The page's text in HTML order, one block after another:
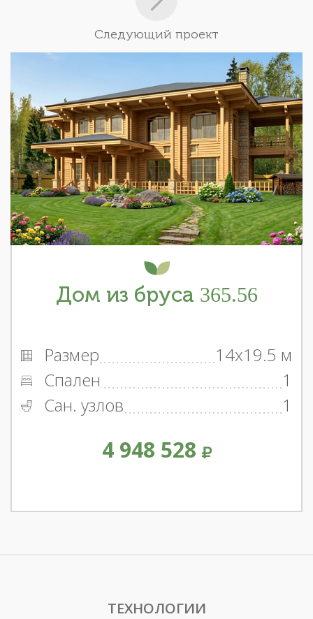
Следующий проект
Дом из бруса 365.56
Размер
14x19.5 м
Спален
1
Сан. узлов
1
4 948 528
ТЕХНОЛОГИИ